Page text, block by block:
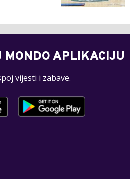
MONDO APLIKACIJU
vijesti i zabave.